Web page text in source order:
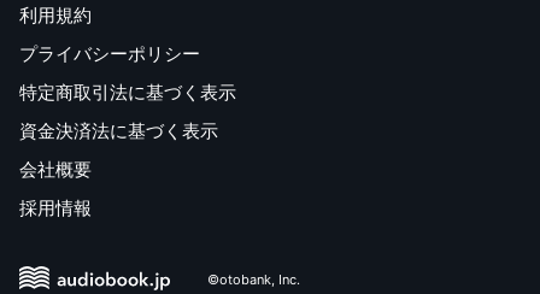
利用規約
プライバシーポリシー
特定商取引法に基づく表示
資金決済法に基づく表示
会社概要
採用情報
©otobank, Inc.